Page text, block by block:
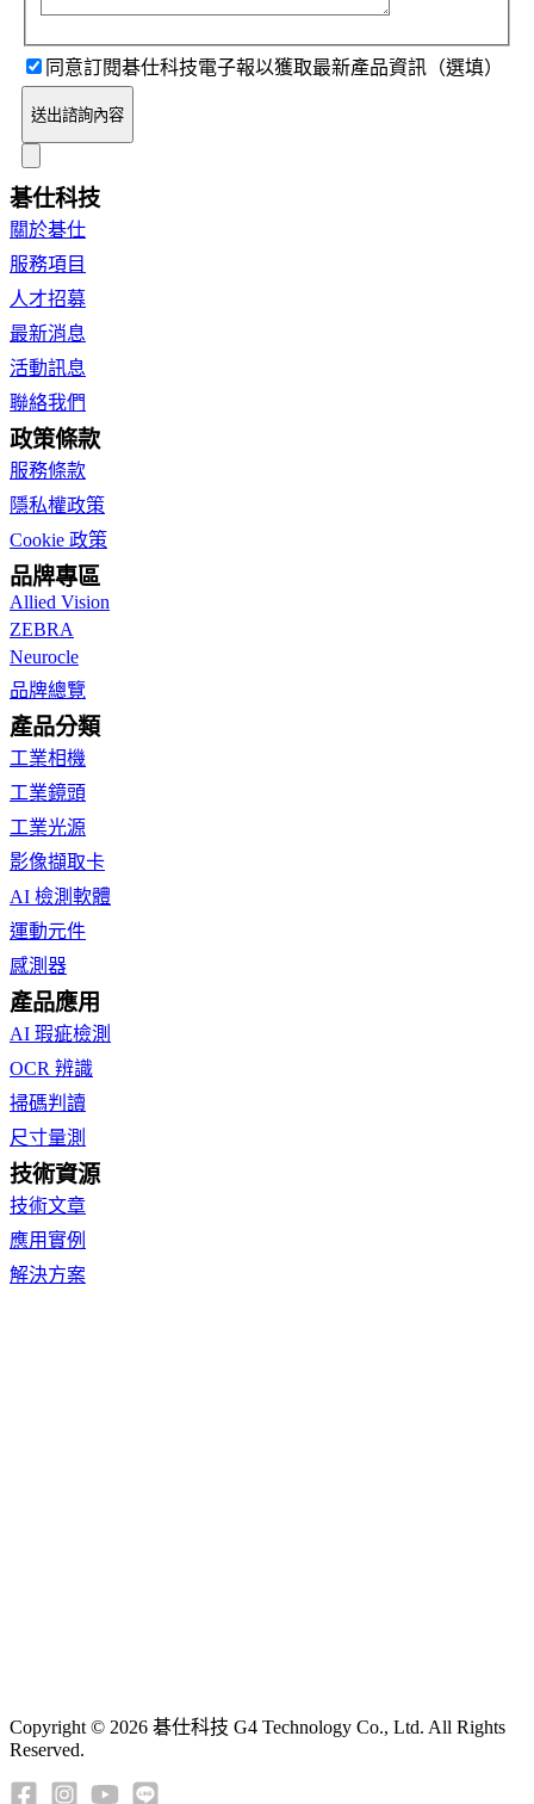
同意訂閱碁仕科技電子報以獲取最新產品資訊（選填）
送出諮詢內容
碁仕科技
關於碁仕
服務項目
人才招募
最新消息
活動訊息
聯絡我們
政策條款
服務條款
隱私權政策
Cookie 政策
品牌專區
Allied Vision
ZEBRA
Neurocle
品牌總覽
產品分類
工業相機
工業鏡頭
工業光源
影像擷取卡
AI 檢測軟體
運動元件
感測器
產品應用
AI 瑕疵檢測
OCR 辨識
掃碼判讀
尺寸量測
技術資源
技術文章
應用實例
解決方案
Copyright © 2026 碁仕科技 G4 Technology Co., Ltd. All Rights
Reserved.